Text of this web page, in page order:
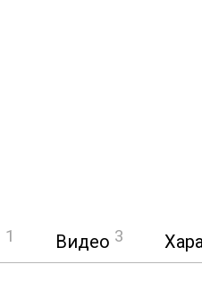
1 Видео 3